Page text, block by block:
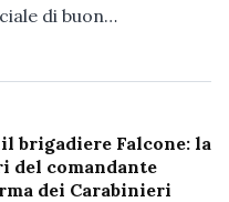
di buon…
brigadiere Falcone: la
del comandante
dei Carabinieri